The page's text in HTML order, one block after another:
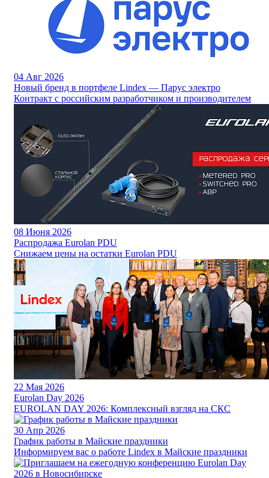
04 Авг 2026
Новый бренд в портфеле Lindex — Парус электро
Контракт с российским разработчиком и производителем
08 Июня 2026
Распродажа Eurolan PDU
Снижаем цены на остатки Eurolan PDU
22 Мая 2026
Eurolan Day 2026
EUROLAN DAY 2026: Комплексный взгляд на СКС
30 Апр 2026
График работы в Майские праздники
Информируем вас о работе Lindex в Майские праздники